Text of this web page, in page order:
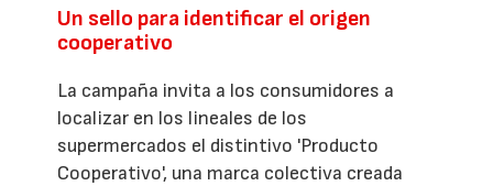
Un sello para identificar el origen
cooperativo
La campaña invita a los consumidores a
localizar en los lineales de los
supermercados el distintivo 'Producto
Cooperativo', una marca colectiva creada